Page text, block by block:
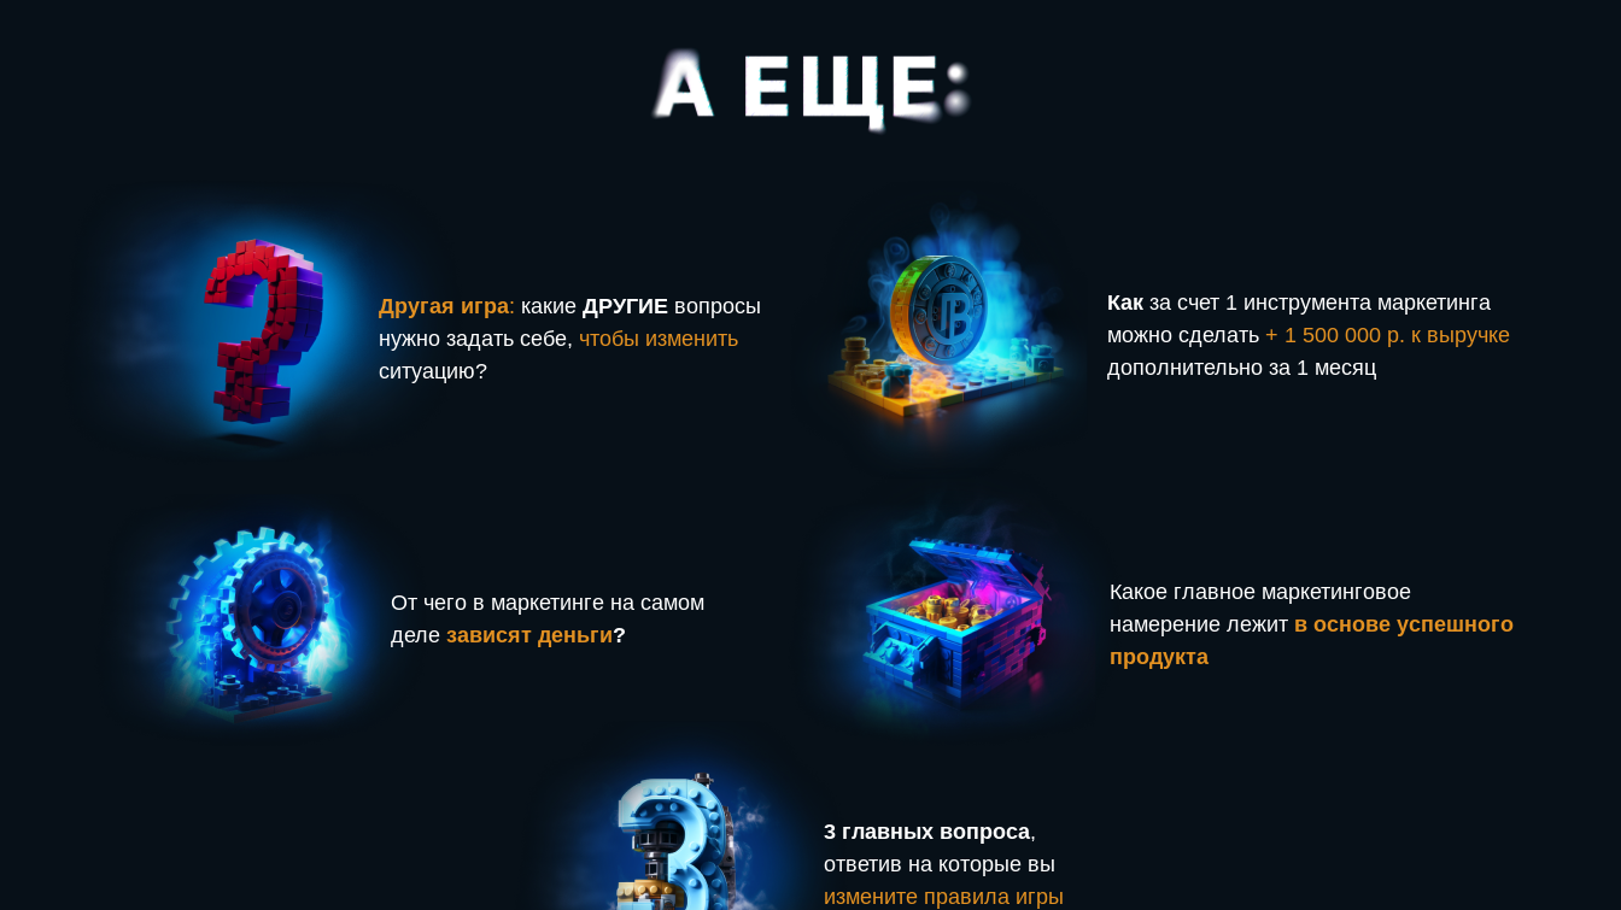
Другая игра: какие ДРУГИЕ вопросы
нужно задать себе, чтобы изменить
ситуацию?
Как за счет 1 инструмента маркетинга
можно сделать + 1 500 000 р. к выручке
дополнительно за 1 месяц
От чего в маркетинге на самом
деле зависят деньги?
Какое главное маркетинговое
намерение лежит в основе успешного
продукта
3 главных вопроса,
ответив на которые вы
измените правила игры